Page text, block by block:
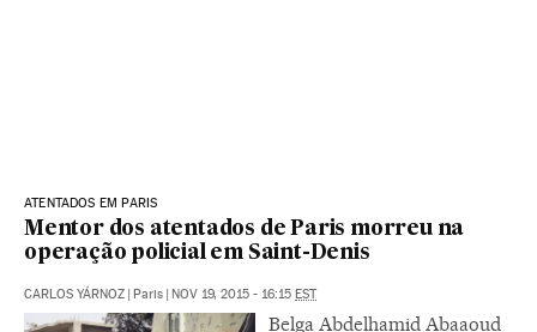
ATENTADOS EM PARIS
Mentor dos atentados de Paris morreu na
operação policial em Saint-Denis
CARLOS YÁRNOZ Paris NOV 19, 2015 - 16:15 EST
Belga Abdelhamid Abaaoud